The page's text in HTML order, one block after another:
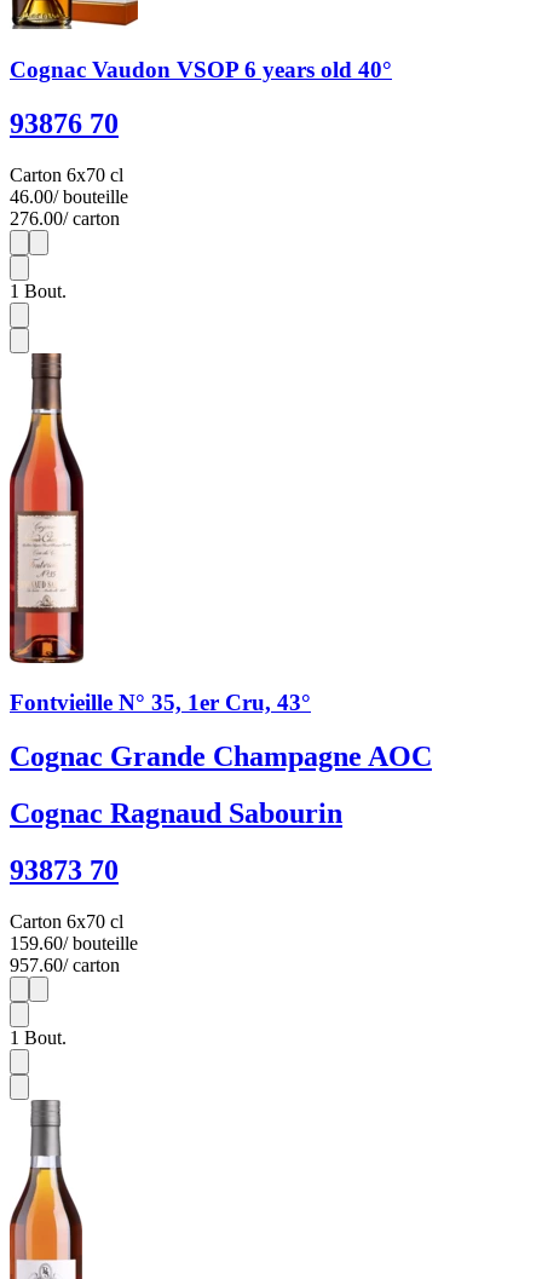
Cognac Vaudon VSOP 6 years old 40°
93876 70
Carton 6x70 cl
46.00/ bouteille
276.00/ carton
1
1 Bout.
Fontvieille N° 35, 1er Cru, 43°
Cognac Grande Champagne AOC
Cognac Ragnaud Sabourin
93873 70
Carton 6x70 cl
159.60/ bouteille
957.60/ carton
1
1 Bout.